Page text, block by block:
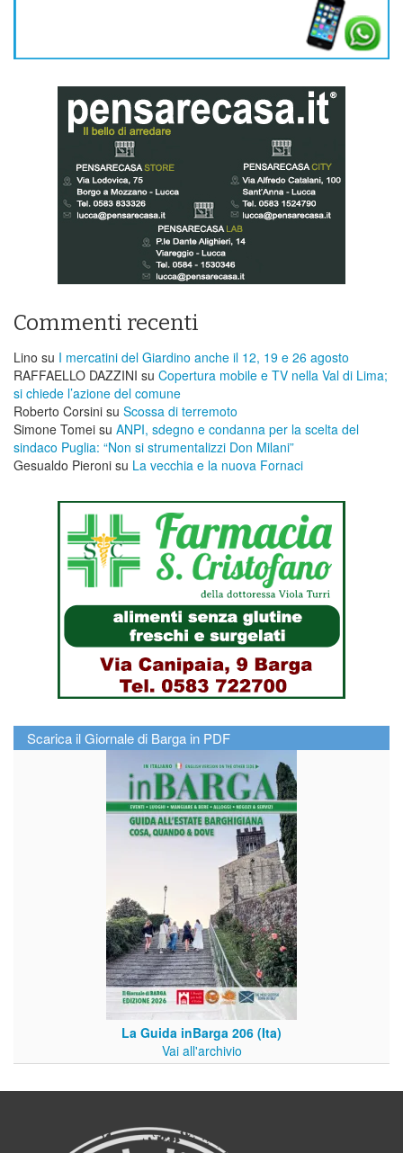
Commenti recenti
Lino su I mercatini del Giardino anche il 12, 19 e 26 agosto
RAFFAELLO DAZZINI su ​Copertura mobile e TV nella Val di Lima;
si chiede l’azione del comune
Roberto Corsini su Scossa di terremoto
Simone Tomei su ANPI, sdegno e condanna per la scelta del
sindaco Puglia: “Non si strumentalizzi Don Milani”
Gesualdo Pieroni su La vecchia e la nuova Fornaci
Scarica il Giornale di Barga in PDF
La Guida inBarga 206 (Ita)
Vai all'archivio